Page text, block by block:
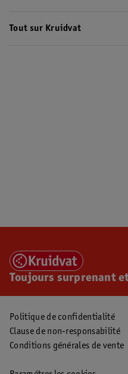
Tout sur Kruidvat
Toujours surprenant
Politique de confidentialité
Clause de non-responsabilité
Conditions générales de vente